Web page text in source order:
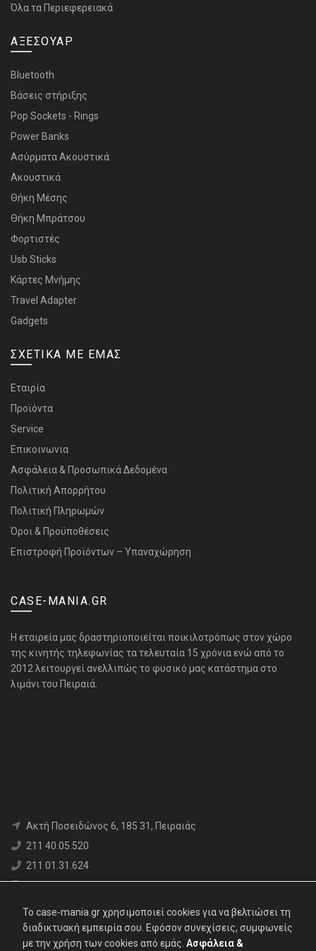
Όλα τα Περιεφερειακά
ΑΞΕΣΟΥΑΡ
Bluetooth
Bάσεις στήριξης
Pop Sockets - Rings
Power Banks
Ασύρματα Ακουστικά
Ακουστικά
Θήκη Μέσης
Θήκη Μπράτσου
Φορτιστές
Usb Sticks
Κάρτες Μνήμης
Travel Adapter
Gadgets
ΣΧΕΤΙΚΑ ΜΕ ΕΜΑΣ
Εταιρία
Προϊόντα
Service
Επικοινωνια
Ασφάλεια & Προσωπικά Δεδομένα
Πολιτική Απορρήτου
Πολιτική Πληρωμών
Όροι & Προϋποθέσεις
Επιστροφή Προϊόντων – Υπαναχώρηση
CASE-MANIA.GR
H εταιρεία μας δραστηριοποιείται ποικιλοτρόπως στον χώρο
της κινητής τηλεφωνίας τα τελευταία 15 χρόνια ενώ από το
2012 λειτουργεί ανελλιπώς το φυσικό μας κατάστημα στο
λιμάνι του Πειραιά.
Aκτή Ποσειδώνος 6, 185 31, Πειραιάς
211 40.05.520
211 01.31.624
6980 71.17.12
info@case-mania.gr
Α.Φ.Μ. : 800376552 | Αρ. ΓΕΜΗ: 119062907000
To case-mania.gr χρησιμοποιεί cookies για να βελτιώσει τη
διαδικτυακή εμπειρία σου. Εφόσον συνεχίσεις, συμφωνείς
με την χρήση των cookies από εμάς. Ασφάλεια &